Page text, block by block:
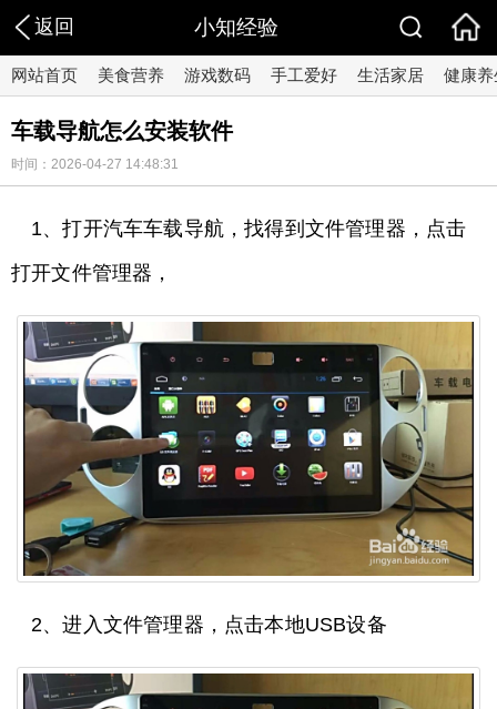
返回 小知经验
网站首页 美食营养 游戏数码 手工爱好 生活家居 健康养
车载导航怎么安装软件
时间：2026-04-27 14:48:31
1、打开汽车车载导航，找得到文件管理器，点击
打开文件管理器，
2、进入文件管理器，点击本地USB设备